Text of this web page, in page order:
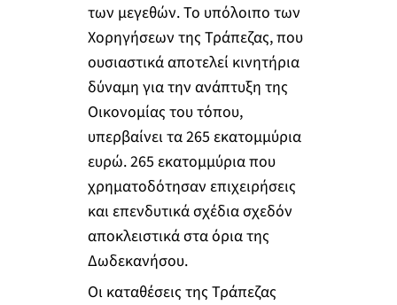
των μεγεθών. Το υπόλοιπο των
Χορηγήσεων της Τράπεζας, που
ουσιαστικά αποτελεί κινητήρια
δύναμη για την ανάπτυξη της
Οικονομίας του τόπου,
υπερβαίνει τα 265 εκατομμύρια
ευρώ. 265 εκατομμύρια που
χρηματοδότησαν επιχειρήσεις
και επενδυτικά σχέδια σχεδόν
αποκλειστικά στα όρια της
Δωδεκανήσου.
Οι καταθέσεις της Τράπεζας